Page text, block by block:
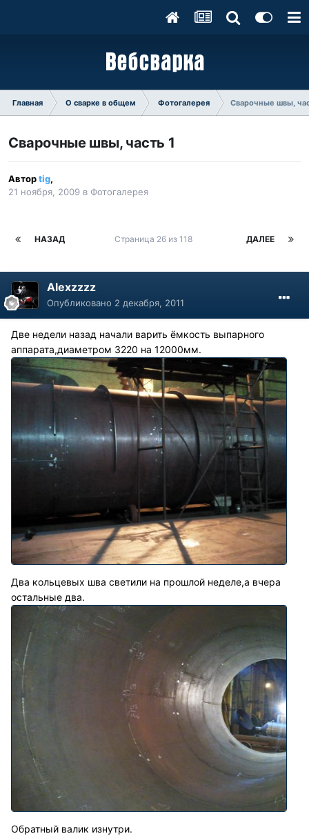
Главная О сварке в общем Фотогалерея Сварочные швы,
Сварочные швы, часть 1
Авторtig,
21 ноября, 2009 в Фотогалерея
НАЗАД ДАЛЕЕ
Страница 26 из 118
Alexzzzz
Опубликовано 2 декабря, 2011
Две недели назад начали варить ёмкость выпарного
аппарата,диаметром 3220 на 12000мм.
Два кольцевых шва светили на прошлой неделе,а вчера
остальные два.
Обратный валик изнутри.